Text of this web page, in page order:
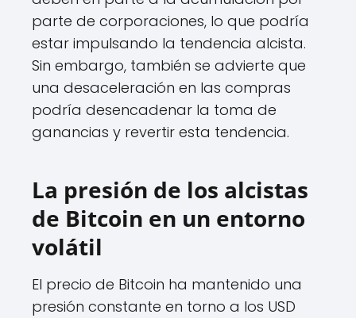
parte de corporaciones, lo que podría
estar impulsando la tendencia alcista.
Sin embargo, también se advierte que
una desaceleración en las compras
podría desencadenar la toma de
ganancias y revertir esta tendencia.
La presión de los alcistas
de Bitcoin en un entorno
volátil
El precio de Bitcoin ha mantenido una
presión constante en torno a los USD